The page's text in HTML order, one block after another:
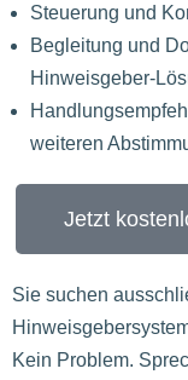
Steuerung und
Begleitung und
Hinweisgeber-
weiteren
Jetzt
Sie suchen
Kein Problem.